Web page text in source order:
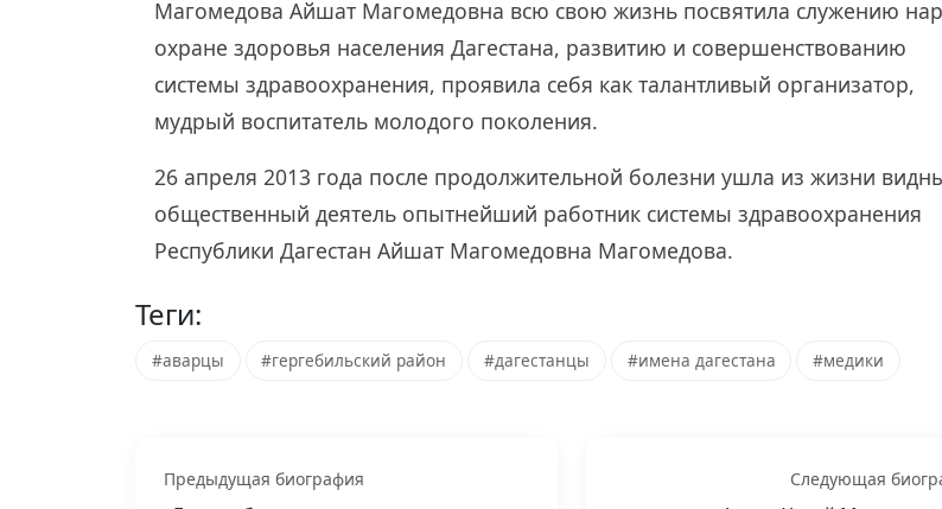
Магомедова Айшат Магомедовна всю свою жизнь посвятила служению
охране здоровья населения Дагестана, развитию и совершенствованию
системы здравоохранения, проявила себя как талантливый организатор,
мудрый воспитатель молодого поколения.
26 апреля 2013 года после продолжительной болезни ушла из жизни
общественный деятель опытнейший работник системы здравоохранения
Республики Дагестан Айшат Магомедовна Магомедова.
Теги:
#аварцы #гергебильский район #дагестанцы #имена дагестана #медики
Предыдущая биография Следующая